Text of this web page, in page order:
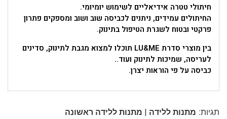
חיתולי טטרה אידיאליים לשימוש יומיומי.
החיתולים עמידים, ניתנים לכביסה שוב ושוב ומספקים פתרון
פרקטי ובטוח לשגרת הטיפול בתינוק.
בין מוצרי סדרת LU&ME תוכלו למצוא מגבת לתינוק, סדינים
לעריסה, שמיכות לתינוק ועוד..
כביסה על פי הוראות יצרן.
תגיות: מתנות ללידה | מתנות ללידה ראשונה